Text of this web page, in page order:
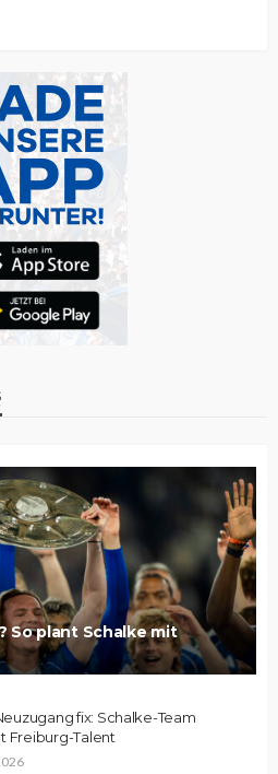
So plant Schalke mit
fix: Schalke-Team
Freiburg-Talent